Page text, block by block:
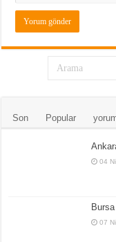
Son Popular
04
07